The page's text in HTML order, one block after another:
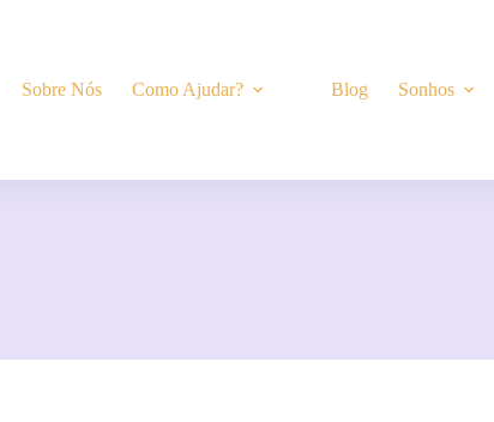
Sobre Nós Como Ajudar? Blog Sonhos